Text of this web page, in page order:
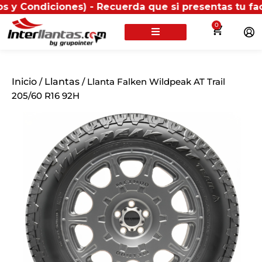
- Recuerda que si presentas tu factura
0
Inicio / Llantas / Llanta Falken Wildpeak AT Trail
205/60 R16 92H